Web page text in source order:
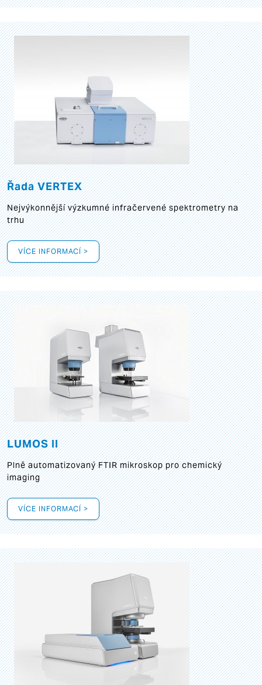
Řada VERTEX
Nejvýkonnější výzkumné infračervené spektrometry na
trhu
VÍCE INFORMACÍ >
LUMOS II
Plně automatizovaný FTIR mikroskop pro chemický
imaging
VÍCE INFORMACÍ >